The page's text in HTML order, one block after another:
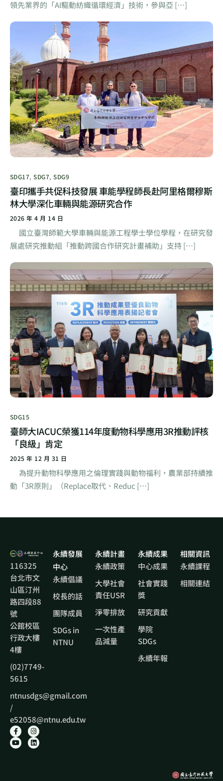
領先業界的「AI驅動紡織循環經濟」技術，參與亞 […]
SDG17,SDG7,SDG9
臺印攜手共促科技發展 車能學程師長赴阿里格爾穆斯
林大學深化車輛與能源研究合作
2026 年 4 月 14 日
國立臺灣師範大學車輛與能源工程學士學位學程，在研究發
展處研究推動組「推動跨國合作研究計畫補助」支持 […]
SDG15
臺師大IACUC榮獲114年度動物科學應用3R推動評核
「良級」肯定
2025 年 12 月 31 日
為提升動物科學應用之倫理實踐與動物福利，農業部持續推
動「3R原則」（Replace取代、Reduc […]
116325
台北市文
山區汀州
路四段88
號
公館校區
行政大樓
4樓
(02)7749-
5615
ntnusdgs@gmail.com
/
e52058@ntnu.edu.tw
永續發展
中心
永續倡議
校長的話
團隊成員
SDGs in
NTNU
永續計畫
永續政策
大學社會
責任USR
淨零排放
一次性產
品減量
永續成果
中心成果
社會實踐
獎
研究貢獻
學院
SDGs
永續年報
相關資訊
永續課程
相關連結